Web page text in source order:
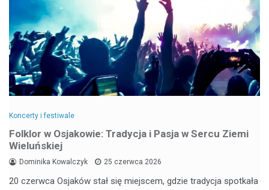
Koncerty i festiwale
Folklor w Osjakowie: Tradycja i Pasja w Sercu Ziemi
Wieluńskiej
Dominika Kowalczyk 25 czerwca 2026
20 czerwca Osjaków stał się miejscem, gdzie tradycja spotkała